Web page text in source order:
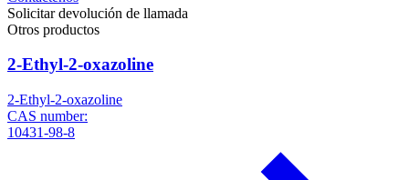
Solicitar devolución de llamada
Otros productos
2-Ethyl-2-oxazoline
2-Ethyl-2-oxazoline
CAS number:
10431-98-8